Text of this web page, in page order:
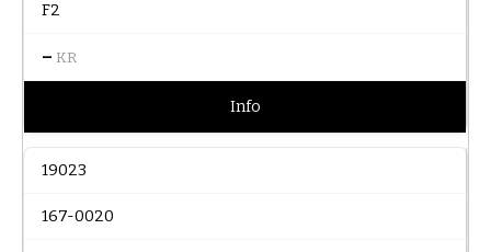
F2
– KR
Info
19023
167-0020